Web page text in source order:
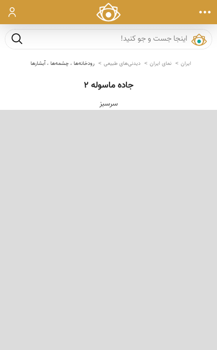
ورود
جست و
ایران نمای ایران دیدنی‌های طبیعی رودخانه‌ها ، چشمه‌ها ، آبشارها
جاده ماسوله 2
سرسبز